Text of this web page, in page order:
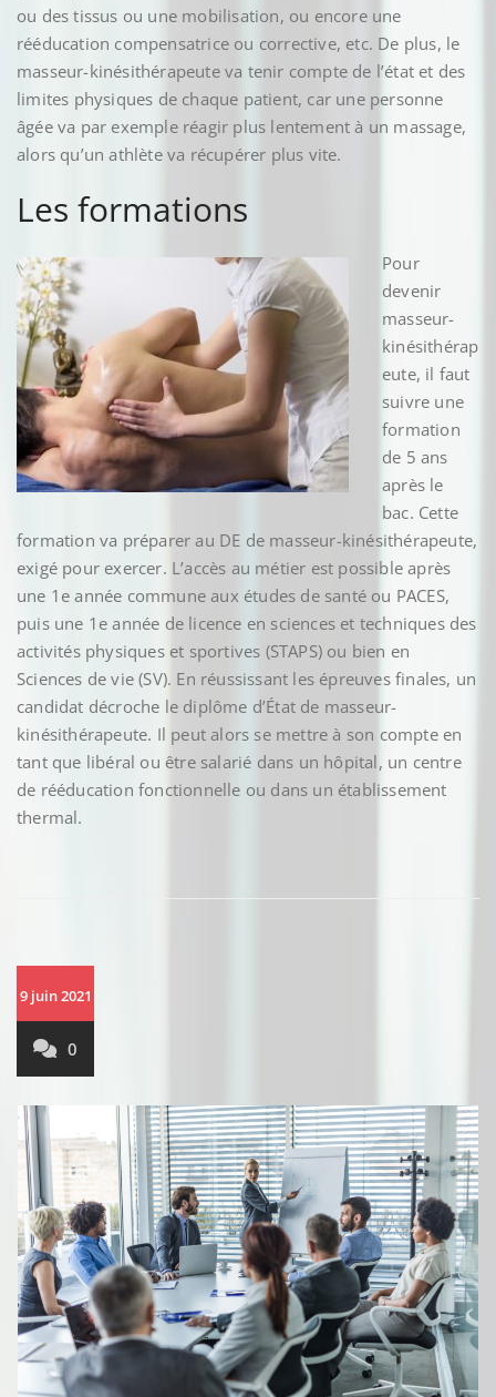
ou des tissus ou une mobilisation, ou encore une
rééducation compensatrice ou corrective, etc. De plus, le
masseur-kinésithérapeute va tenir compte de l’état et des
limites physiques de chaque patient, car une personne
âgée va par exemple réagir plus lentement à un massage,
alors qu’un athlète va récupérer plus vite.
Les formations
Pour
devenir
masseur-
kinésithérap
eute, il faut
suivre une
formation
de 5 ans
après le
bac. Cette
formation va préparer au DE de masseur-kinésithérapeute,
exigé pour exercer. L’accès au métier est possible après
une 1e année commune aux études de santé ou PACES,
puis une 1e année de licence en sciences et techniques des
activités physiques et sportives (STAPS) ou bien en
Sciences de vie (SV). En réussissant les épreuves finales, un
candidat décroche le diplôme d’État de masseur-
kinésithérapeute. Il peut alors se mettre à son compte en
tant que libéral ou être salarié dans un hôpital, un centre
de rééducation fonctionnelle ou dans un établissement
thermal.
9 juin 2021
0